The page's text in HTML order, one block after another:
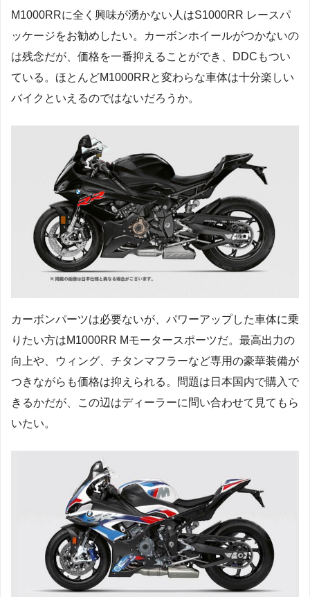
M1000RRに全く興味が湧かない人はS1000RR レースパ
ッケージをお勧めしたい。カーボンホイールがつかないの
は残念だが、価格を一番抑えることができ、DDCもつい
ている。ほとんどM1000RRと変わらな車体は十分楽しい
バイクといえるのではないだろうか。
カーボンパーツは必要ないが、パワーアップした車体に乗
りたい方はM1000RR Mモータースポーツだ。最高出力の
向上や、ウィング、チタンマフラーなど専用の豪華装備が
つきながらも価格は抑えられる。問題は日本国内で購入で
きるかだが、この辺はディーラーに問い合わせて見てもら
いたい。